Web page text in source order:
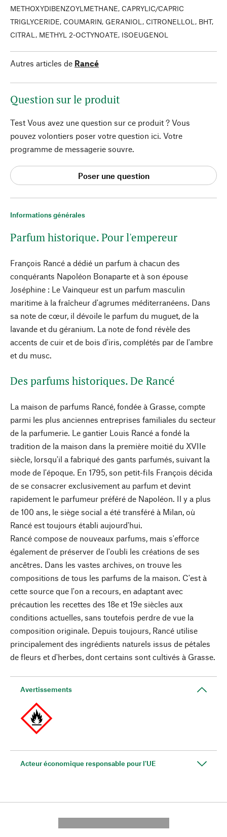
Informations générales
Parfum historique. Pour l'empereur
François Rancé a dédié un parfum à chacun des
conquérants Napoléon Bonaparte et à son épouse
Joséphine : Le Vainqueur est un parfum masculin
maritime à la fraîcheur d'agrumes méditerranéens. Dans
sa note de cœur, il dévoile le parfum du muguet, de la
lavande et du géranium. La note de fond révèle des
accents de cuir et de bois d'iris, complétés par de l'ambre
et du musc.
Des parfums historiques. De Rancé
La maison de parfums Rancé, fondée à Grasse, compte
parmi les plus anciennes entreprises familiales du secteur
de la parfumerie. Le gantier Louis Rancé a fondé la
tradition de la maison dans la première moitié du XVIIe
siècle, lorsqu'il a fabriqué des gants parfumés, suivant la
mode de l'époque. En 1795, son petit-fils François décida
de se consacrer exclusivement au parfum et devint
rapidement le parfumeur préféré de Napoléon. Il y a plus
de 100 ans, le siège social a été transféré à Milan, où
Rancé est toujours établi aujourd'hui.
Rancé compose de nouveaux parfums, mais s'efforce
également de préserver de l'oubli les créations de ses
ancêtres. Dans les vastes archives, on trouve les
compositions de tous les parfums de la maison. C'est à
cette source que l'on a recours, en adaptant avec
précaution les recettes des 18e et 19e siècles aux
conditions actuelles, sans toutefois perdre de vue la
composition originale. Depuis toujours, Rancé utilise
principalement des ingrédients naturels issus de pétales
de fleurs et d'herbes, dont certains sont cultivés à Grasse.
Avertissements
Acteur économique responsable pour l'UE
METHOXYDIBENZOYLMETHANE, CAPRYLIC/CAPRIC
TRIGLYCERIDE, COUMARIN, GERANIOL, CITRONELLOL, BHT,
CITRAL, METHYL 2-OCTYNOATE, ISOEUGENOL
Autres articles de Rancé
Question sur le produit
Test Vous avez une question sur ce produit ? Vous
pouvez volontiers poser votre question ici. Votre
programme de messagerie souvre.
Poser une question